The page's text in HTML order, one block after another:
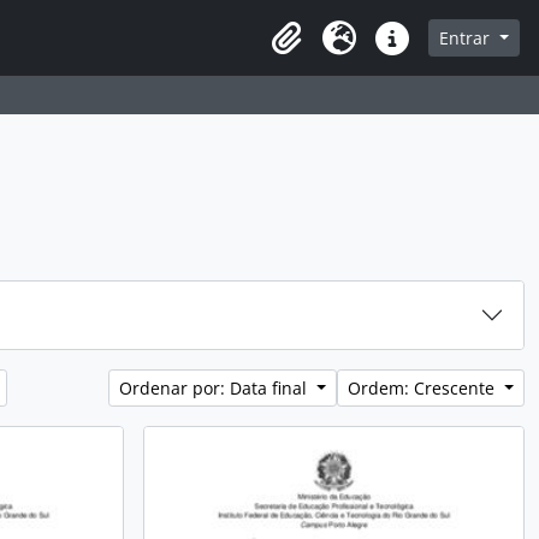
na página de navegação
Idioma Atalhos Entrar
Ordenar por: Data final Ordem: Crescente